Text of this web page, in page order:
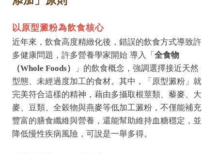
以原型澱粉為飲食核心
近年來，飲食高度精緻化後，錯誤的飲食方式導致許
多健康問題，許多營養學家開始 導入「 全食物
（Whole Foods）
」的飲食概念，強調選擇接近天然
型態、未經過度加工的食材。其中，「原型澱粉」就
完美符合這樣的精神，藉由多攝取根莖類、藜麥、大
麥、豆類、全穀物與燕麥等低加工澱粉，不僅能補充
豐富的膳食纖維與營養，還能幫助維持血糖穩定，並
降低慢性疾病風險，可說是一舉多得。